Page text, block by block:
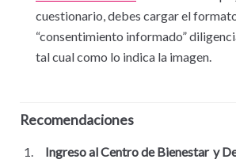
cuestionario, debes cargar el
“consentimiento informado”
tal cual como lo indica la imagen.
Recomendaciones
Ingreso al Centro de Bienestary